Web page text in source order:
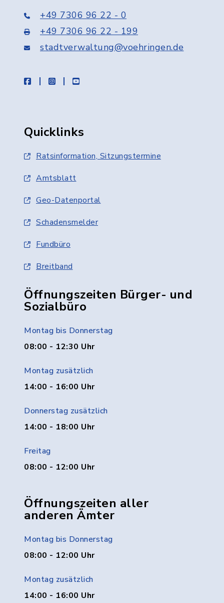
+49 7306 96 22 - 0
+49 7306 96 22 - 199
stadtverwaltung@voehringen.de
facebookinstagramyoutube
Quicklinks
Ratsinformation, Sitzungstermine
Amtsblatt
Geo-Datenportal
Schadensmelder
Fundbüro
Breitband
Öffnungszeiten Bürger- und
Sozialbüro
Montag bis Donnerstag
08:00 - 12:30 Uhr
Montag zusätzlich
14:00 - 16:00 Uhr
Donnerstag zusätzlich
14:00 - 18:00 Uhr
Freitag
08:00 - 12:00 Uhr
Öffnungszeiten aller
anderen Ämter
Montag bis Donnerstag
08:00 - 12:00 Uhr
Montag zusätzlich
14:00 - 16:00 Uhr